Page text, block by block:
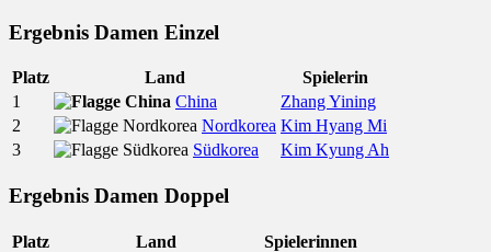
Ergebnis Damen Einzel
Platz Land
Spielerin
1
China
Zhang Yining
2
Nordkorea Kim Hyang Mi
3
Südkorea Kim Kyung Ah
Ergebnis Damen Doppel
Platz Land Spielerinnen